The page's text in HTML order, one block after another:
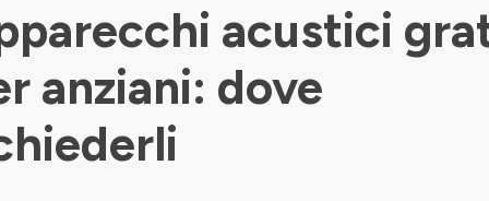
acustici
anziani: dove